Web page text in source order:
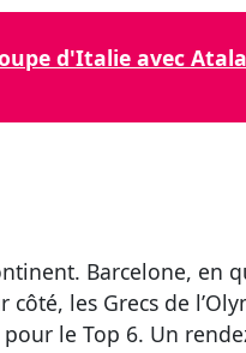
d'Italie avec
Barcelone, en
les Grecs de
le Top 6. Un